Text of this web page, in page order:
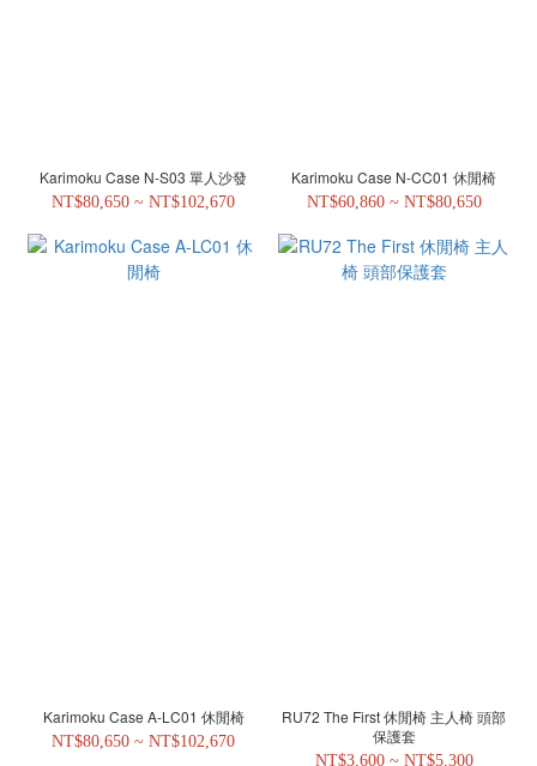
Karimoku Case N-S03 單人沙發
NT$80,650 ~ NT$102,670
Karimoku Case N-CC01 休閒椅
NT$60,860 ~ NT$80,650
Karimoku Case A-LC01 休閒椅
NT$80,650 ~ NT$102,670
RU72 The First 休閒椅 主人椅 頭部
保護套
NT$3,600 ~ NT$5,300